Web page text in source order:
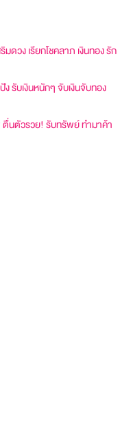
ดวง เรียกโชคลาภ เงินทอง รัก
รับเงินหนักๆ จับเงินจับทอง
นตัวรวย! รับทรัพย์ ทำมาค้า